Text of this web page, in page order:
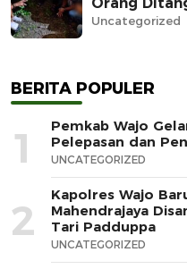
Uncategorized
BERITA POPULER
1
Pemkab Wajo
Pelepasan dan
UNCATEGORIZED
2
Kapolres Wajo
Mahendrajaya
Tari Padduppa
UNCATEGORIZED